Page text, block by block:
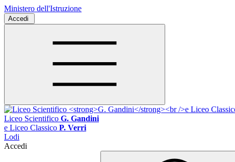
Ministero dell'Istruzione
Accedi
Liceo Scientifico G. Gandini
e Liceo Classico P. Verri
Lodi
Accedi